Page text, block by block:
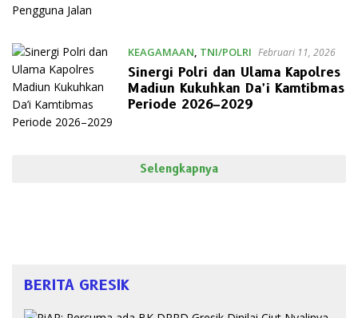
KEAGAMAAN, TNI/POLRI Februari 11, 2026
Sinergi Polri dan Ulama Kapolres
Madiun Kukuhkan Da’i Kamtibmas
Periode 2026–2029
Selengkapnya
BERITA GRESIK